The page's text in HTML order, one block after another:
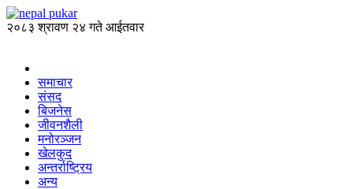
२०८३ श्रावण २४ गते आईतवार
समाचार
संसद
बिजनेस
जीवनशैली
मनोरञ्जन
खेलकुद
अन्तर्राष्ट्रिय
अन्य